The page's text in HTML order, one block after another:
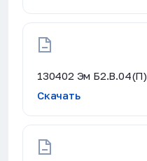
130402 Эм Б2.В.04(П)
Скачать